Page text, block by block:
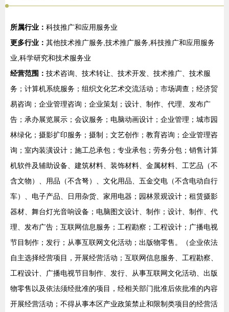
所属行业： 科技推广和应用服务业
更多行业： 其他技术推广服务,技术推广服务,科技推广和应用服务
业,科学研究和技术服务业
经营范围： 技术咨询、技术转让、技术开发、技术推广、技术服
务；计算机系统服务；组织文化艺术交流活动；市场调查；经济贸
易咨询；企业管理咨询；企业策划；设计、制作、代理、发布广
告；承办展览展示；会议服务；电脑动画设计；企业管理；城市园
林绿化；摄影扩印服务；摄制；文艺创作；教育咨询；企业管理咨
询；室内装潢设计；施工总承包；专业承包；劳务分包；销售计算
机软件及辅助设备、建筑材料、装饰材料、金属材料、工艺品（不
含文物）、用品（不含弩）、文化用品、五金交电（不含电动自行
车）、电子产品、日用杂货、家用电器；园林景观设计；租赁摄影
器材、舞台灯光音响设备；电脑图文设计、制作；设计、制作、代
理、发布广告；互联网信息服务；工程勘察；工程设计；广播电视
节目制作；发行；从事互联网文化活动；出版物零售。（企业依法
自主选择经营项目，开展经营活动；互联网信息服务、工程勘察、
工程设计、广播电视节目制作、发行、从事互联网文化活动、出版
物零售以及依法须经批准的项目，经相关部门批准后依批准的内容
开展经营活动；不得从事本区产业政策禁止和限制类项目的经营活